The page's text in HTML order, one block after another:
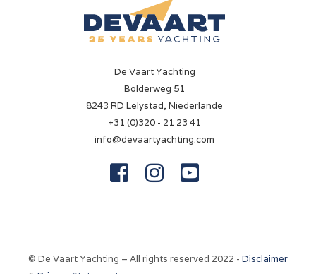
De Vaart Yachting
Bolderweg 51
8243 RD Lelystad, Niederlande
+31 (0)320 - 21 23 41
info@devaartyachting.com
  
© De Vaart Yachting – All rights reserved 2022 - Disclaimer